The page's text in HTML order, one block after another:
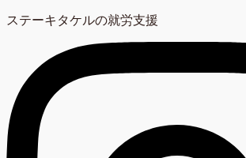
ステーキタケルの就労支援